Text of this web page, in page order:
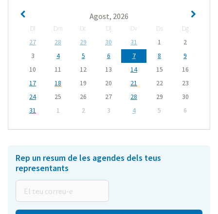
Agost, 2026
Dl Dm Dc Dj Dv Ds
Dg
27
28 29 30 31 1
2
3
4 5 6 7 8
9
10
11 12 13 14 15
16
17
18 19 20 21 22
23
24
25 26 27 28 29
30
31
1 2 3 4 5 6
Rep un resum de les agendes dels teus
representants
teu
correu-